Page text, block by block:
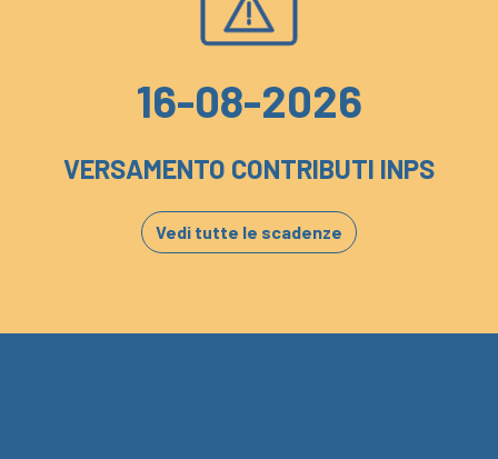
16-08-2026
VERSAMENTO CONTRIBUTI INPS
Vedi tutte le scadenze